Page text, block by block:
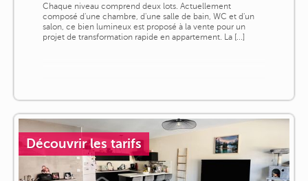
Chaque niveau comprend deux lots. Actuellement
composé d'une chambre, d'une salle de bain, WC et d'un
salon, ce bien lumineux est proposé à la vente pour un
projet de transformation rapide en appartement. La [...]
Découvrir les tarifs